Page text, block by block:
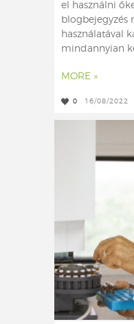
el használni
blogbejegyzés
használatával
mindannyian
MORE »
0 16/08/2022